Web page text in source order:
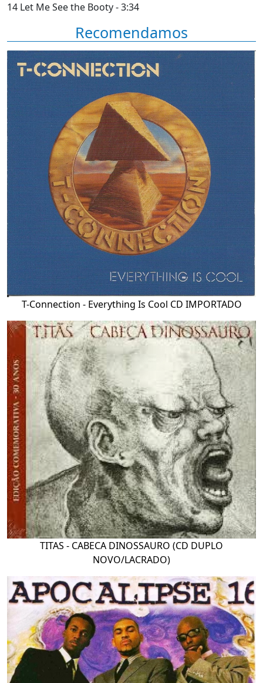
14 Let Me See the Booty - 3:34
Recomendamos
T-Connection - Everything Is Cool CD IMPORTADO
TITAS - CABECA DINOSSAURO (CD DUPLO
NOVO/LACRADO)